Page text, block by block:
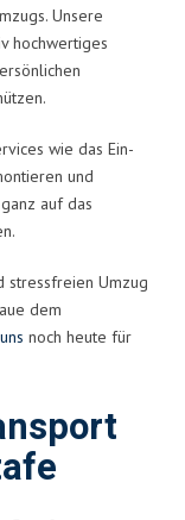
Unsere
hochwertiges
wie das Ein-
und
auf das
stressfreien Umzug
dem
noch heute für